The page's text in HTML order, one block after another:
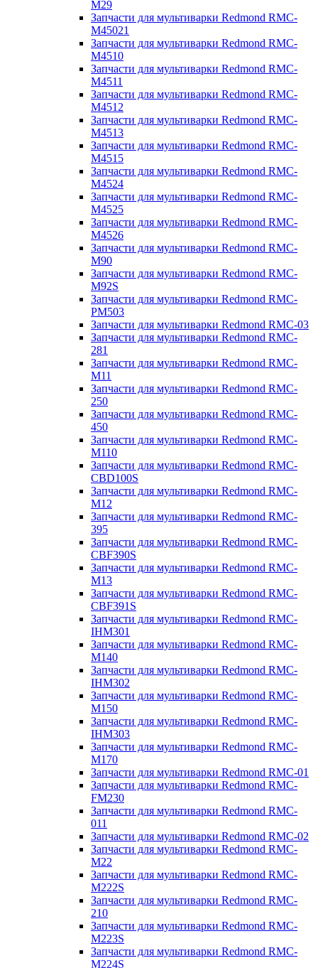
M29
Запчасти для мультиварки Redmond RMC-
M45021
Запчасти для мультиварки Redmond RMC-
M4510
Запчасти для мультиварки Redmond RMC-
M4511
Запчасти для мультиварки Redmond RMC-
M4512
Запчасти для мультиварки Redmond RMC-
M4513
Запчасти для мультиварки Redmond RMC-
M4515
Запчасти для мультиварки Redmond RMC-
M4524
Запчасти для мультиварки Redmond RMC-
M4525
Запчасти для мультиварки Redmond RMC-
M4526
Запчасти для мультиварки Redmond RMC-
M90
Запчасти для мультиварки Redmond RMC-
M92S
Запчасти для мультиварки Redmond RMC-
PM503
Запчасти для мультиварки Redmond RMC-03
Запчасти для мультиварки Redmond RMC-
281
Запчасти для мультиварки Redmond RMC-
M11
Запчасти для мультиварки Redmond RMC-
250
Запчасти для мультиварки Redmond RMC-
450
Запчасти для мультиварки Redmond RMC-
M110
Запчасти для мультиварки Redmond RMC-
CBD100S
Запчасти для мультиварки Redmond RMC-
M12
Запчасти для мультиварки Redmond RMC-
395
Запчасти для мультиварки Redmond RMC-
CBF390S
Запчасти для мультиварки Redmond RMC-
M13
Запчасти для мультиварки Redmond RMC-
CBF391S
Запчасти для мультиварки Redmond RMC-
IHM301
Запчасти для мультиварки Redmond RMC-
M140
Запчасти для мультиварки Redmond RMC-
IHM302
Запчасти для мультиварки Redmond RMC-
M150
Запчасти для мультиварки Redmond RMC-
IHM303
Запчасти для мультиварки Redmond RMC-
M170
Запчасти для мультиварки Redmond RMC-01
Запчасти для мультиварки Redmond RMC-
FM230
Запчасти для мультиварки Redmond RMC-
011
Запчасти для мультиварки Redmond RMC-02
Запчасти для мультиварки Redmond RMC-
M22
Запчасти для мультиварки Redmond RMC-
M222S
Запчасти для мультиварки Redmond RMC-
210
Запчасти для мультиварки Redmond RMC-
M223S
Запчасти для мультиварки Redmond RMC-
M224S